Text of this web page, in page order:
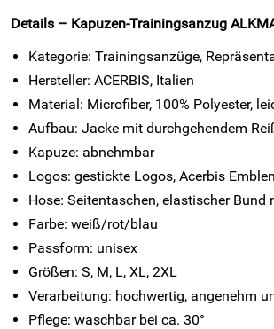
Details – Kapuzen-Trainingsanzug
Kategorie: Trainingsanzüge,
Hersteller: ACERBIS, Italien
Material: Microfiber, 100% Polyester,
Aufbau: Jacke mit durchgehendem
Kapuze: abnehmbar
Logos: gestickte Logos, Acerbis
Hose: Seitentaschen, elastischer
Farbe: weiß/rot/blau
Passform: unisex
Größen: S, M, L, XL, 2XL
Verarbeitung: hochwertig, angenehm
Pflege: waschbar bei ca. 30°